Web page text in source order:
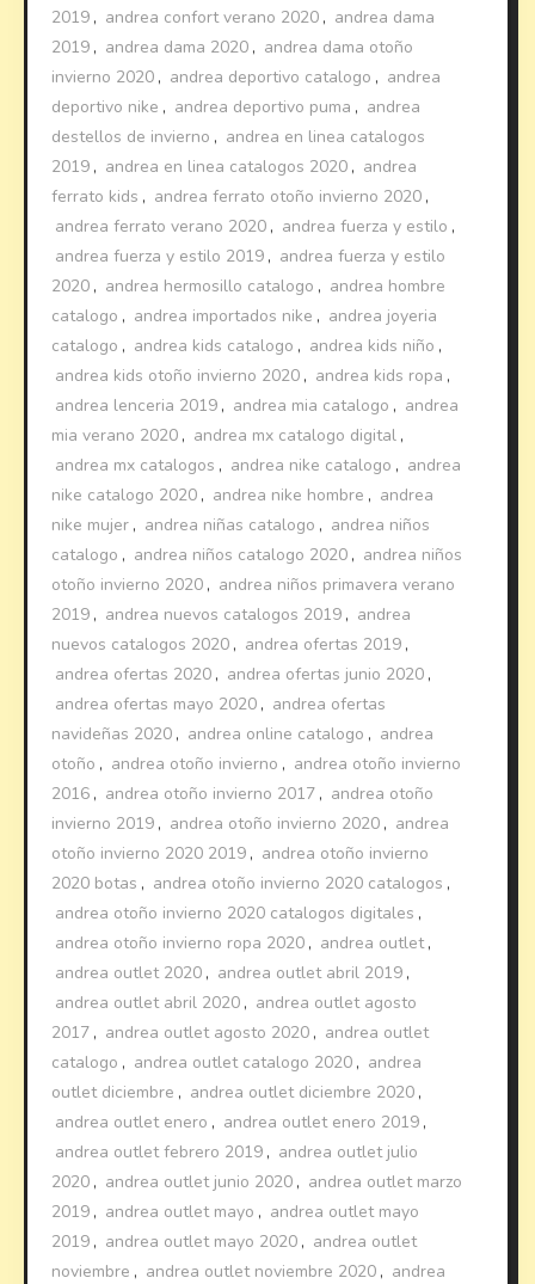
2019 , andrea confort verano 2020 , andrea dama
2019 , andrea dama 2020 , andrea dama otoño
invierno 2020 , andrea deportivo catalogo , andrea
deportivo nike , andrea deportivo puma , andrea
destellos de invierno , andrea en linea catalogos
2019 , andrea en linea catalogos 2020 , andrea
ferrato kids , andrea ferrato otoño invierno 2020 ,
andrea ferrato verano 2020 , andrea fuerza y estilo ,
andrea fuerza y estilo 2019 , andrea fuerza y estilo
2020 , andrea hermosillo catalogo , andrea hombre
catalogo , andrea importados nike , andrea joyeria
catalogo , andrea kids catalogo , andrea kids niño ,
andrea kids otoño invierno 2020 , andrea kids ropa ,
andrea lenceria 2019 , andrea mia catalogo , andrea
mia verano 2020 , andrea mx catalogo digital ,
andrea mx catalogos , andrea nike catalogo , andrea
nike catalogo 2020 , andrea nike hombre , andrea
nike mujer , andrea niñas catalogo , andrea niños
catalogo , andrea niños catalogo 2020 , andrea niños
otoño invierno 2020 , andrea niños primavera verano
2019 , andrea nuevos catalogos 2019 , andrea
nuevos catalogos 2020 , andrea ofertas 2019 ,
andrea ofertas 2020 , andrea ofertas junio 2020 ,
andrea ofertas mayo 2020 , andrea ofertas
navideñas 2020 , andrea online catalogo , andrea
otoño , andrea otoño invierno , andrea otoño invierno
2016 , andrea otoño invierno 2017 , andrea otoño
invierno 2019 , andrea otoño invierno 2020 , andrea
otoño invierno 2020 2019 , andrea otoño invierno
2020 botas , andrea otoño invierno 2020 catalogos ,
andrea otoño invierno 2020 catalogos digitales ,
andrea otoño invierno ropa 2020 , andrea outlet,
andrea outlet 2020 , andrea outlet abril 2019 ,
andrea outlet abril 2020 , andrea outlet agosto
2017 , andrea outlet agosto 2020 , andrea outlet
catalogo , andrea outlet catalogo 2020 , andrea
outlet diciembre , andrea outlet diciembre 2020 ,
andrea outlet enero , andrea outlet enero 2019 ,
andrea outlet febrero 2019 , andrea outlet julio
2020 , andrea outlet junio 2020 , andrea outlet marzo
2019 , andrea outlet mayo , andrea outlet mayo
2019 , andrea outlet mayo 2020 , andrea outlet
noviembre , andrea outlet noviembre 2020 , andrea